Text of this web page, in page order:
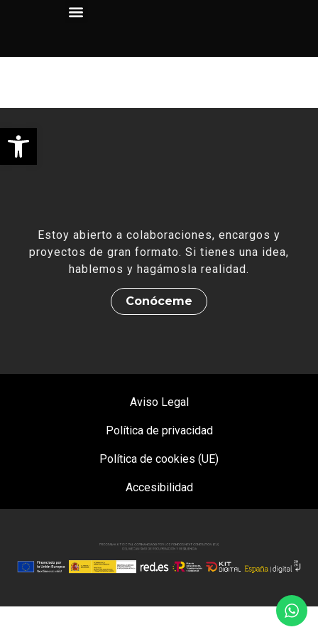
Abrir barra de herramientas
Estoy abierto a colaboraciones, encargos y
proyectos de gran formato. Si tienes una idea,
hablemos y hagámosla realidad.
Conóceme
Aviso Legal
Política de privacidad
Política de cookies (UE)
Accesibilidad